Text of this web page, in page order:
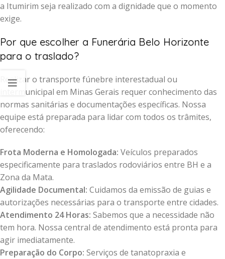
a Itumirim seja realizado com a dignidade que o momento
exige.
Por que escolher a Funerária Belo Horizonte
para o traslado?
Realizar o transporte fúnebre interestadual ou
intermunicipal em Minas Gerais requer conhecimento das
normas sanitárias e documentações específicas. Nossa
equipe está preparada para lidar com todos os trâmites,
oferecendo:
Frota Moderna e Homologada: Veículos preparados
especificamente para traslados rodoviários entre BH e a
Zona da Mata.
Agilidade Documental: Cuidamos da emissão de guias e
autorizações necessárias para o transporte entre cidades.
Atendimento 24 Horas: Sabemos que a necessidade não
tem hora. Nossa central de atendimento está pronta para
agir imediatamente.
Preparação do Corpo: Serviços de tanatopraxia e